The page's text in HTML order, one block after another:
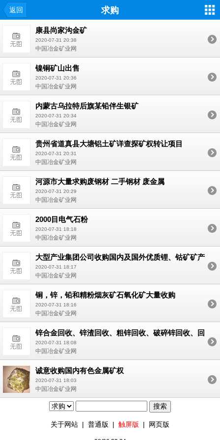
返回 求购
康县尚家沟金矿
2020-07-31 20:38
中国冶金矿业网
镍铜矿山出售
2020-07-31 20:36
中国冶金矿业网
内蒙古乌拉特后旗某铅伴生银矿
2020-07-31 20:34
中国冶金矿业网
贵州省道真县大塘铝土矿详查探矿权转让项目
2020-07-31 20:31
中国冶金矿业网
河源市大量求购废钢材 二手钢材 废金属
2020-07-31 20:29
中国冶金矿业网
2000目电气石粉
2020-07-31 18:18
中国冶金矿业网
大型产业集团公司收购国内及国外优质锂、钴矿矿产
资源
2020-07-31 18:17
中国冶金矿业网
铜，锌，铅和精粉烟灰矿石氧化矿大量收购
2020-07-31 18:16
中国冶金矿业网
锌合金回收、锌渣回收、粗锌回收、破碎锌回收、回
炉锌料回收等。
2020-07-31 18:08
中国冶金矿业网
诚意收购国内有色金属矿权
2020-07-31 18:03
中国冶金矿业网
关于网站 | 普通版 | 触屏版 | 网页版